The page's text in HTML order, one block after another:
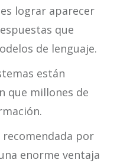
lograr aparecer
que
de lenguaje.
están
que millones de
por
enorme ventaja